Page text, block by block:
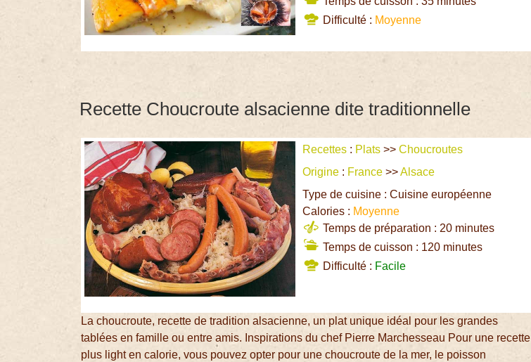
Difficulté : Moyenne
Recette Choucroute alsacienne dite traditionnelle
Recettes : Plats >>Choucroutes
Origine : France >>Alsace
Type de cuisine : Cuisine européenne
Calories : Moyenne
Temps de préparation : 20 minutes
Temps de cuisson : 120 minutes
Difficulté : Facile
La choucroute, recette de tradition alsacienne, un plat unique idéal pour les grandes
tablées en famille ou entre amis. Inspirations du chef Pierre Marchesseau Pour une recette
plus light en calorie, vous pouvez opter pour une choucroute de la mer, le poisson